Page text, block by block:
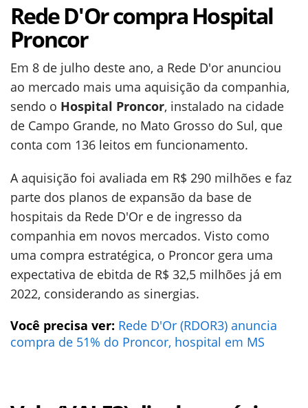
Rede D'Or compra Hospital
Proncor
Em 8 de julho deste ano, a Rede D'or anunciou
ao mercado mais uma aquisição da companhia,
sendo o Hospital Proncor, instalado na cidade
de Campo Grande, no Mato Grosso do Sul, que
conta com 136 leitos em funcionamento.
A aquisição foi avaliada em R$ 290 milhões e faz
parte dos planos de expansão da base de
hospitais da Rede D'Or e de ingresso da
companhia em novos mercados. Visto como
uma compra estratégica, o Proncor gera uma
expectativa de ebitda de R$ 32,5 milhões já em
2022, considerando as sinergias.
Você precisa ver: Rede D'Or (RDOR3) anuncia
compra de 51% do Proncor, hospital em MS